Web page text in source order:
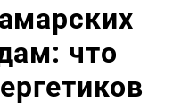
что